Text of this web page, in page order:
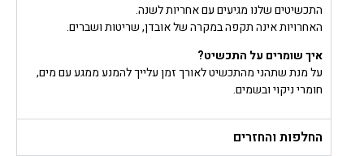
התכשיטים שלנו מגיעים עם אחריות לשנה.
האחרויות אינה תקפה במקרה של אובדן, שריטות ושברים.
איך שומרים על התכשיט?
על מנת שתהני מהתכשיט לאורך זמן עלייך להמנע ממגע עם מים,
חומרי ניקוי ובשמים.
החלפות והחזרים